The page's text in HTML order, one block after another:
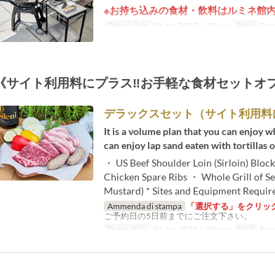
※お持ち込みの食材・飲料はルミネ館
Date valide 01 apr 2025 ~ 30 nov Pasti
《サイト利用料にプラス‼お手軽な食材セットオ
デラックスセット（サイト利用
It is a volume plan that you can enjoy
can enjoy lap sand eaten with tortillas
・ US Beef Shoulder Loin (Sirloin)
Chicken Spare Ribs ・ Whole Grill of
Mustard) * Sites and Equipment
Ammenda di stampa
「選択する」をクリ
ご予約日の5日前までにご注文下さい。
Date valide
01 apr 2025 ~ 30 nov Pasti